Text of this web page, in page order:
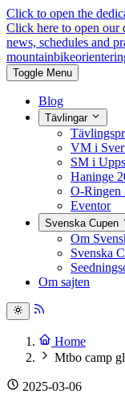
Click to open the
Click here to open our
news, schedules and
mountainbike
Toggle Menu
Blog
Tävlingar
VM i
SM i
Haninge
O-Ringen
Eventor
Svenska Cupen
Om
Svenska
Om sajten
Home
Mtbo camp
2025-03-06